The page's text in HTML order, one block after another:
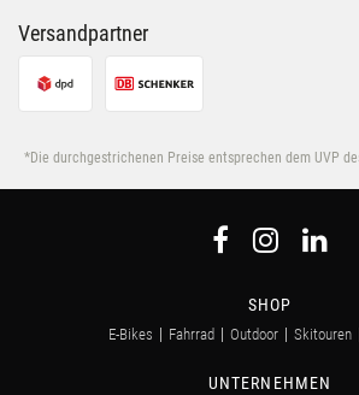
Versandpartner
*Die durchgestrichenen Preise entsprechen dem UVP
SHOP
E-Bikes Fahrrad Outdoor Skitouren
UNTERNEHMEN